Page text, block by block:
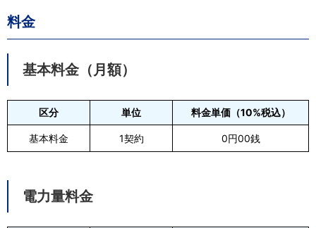
料金
基本料金（月額）
区分 単位 料金単価（10%税込）
基本料金 1契約 0円00銭
電力量料金